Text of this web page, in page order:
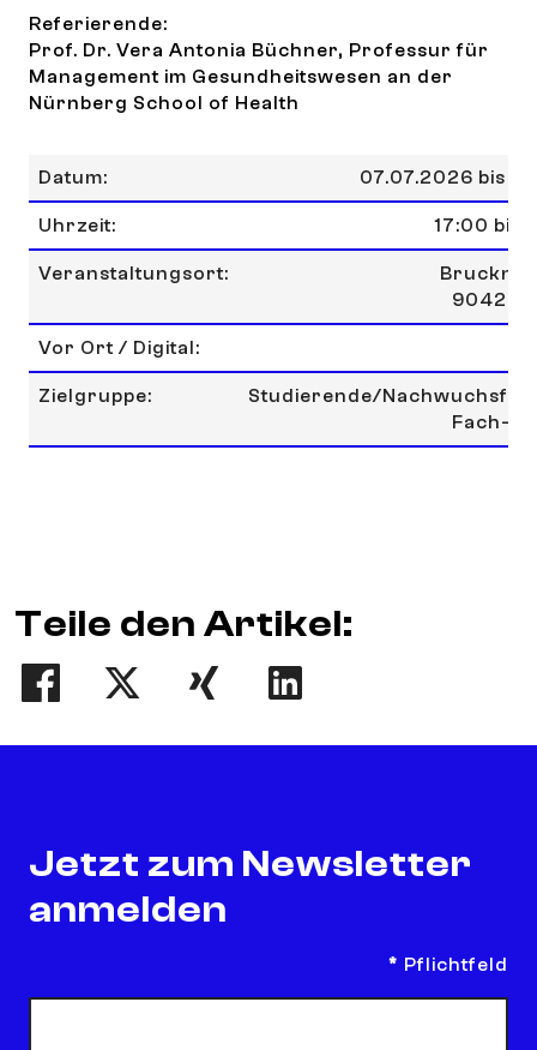
Referierende:
Prof. Dr. Vera Antonia Büchner, Professur für
Management im Gesundheitswesen an der
Nürnberg School of Health
Datum: 07.07.2026 bis
Uhrzeit: 17:00 bis
Veranstaltungsort:
90429
Vor Ort / Digital:
Zielgruppe:
Studierende/
Fach-
Teile den Artikel:
Teilen Tweet Teilen Teilen
Jetzt zum Newsletter
anmelden
* Pflichtfeld